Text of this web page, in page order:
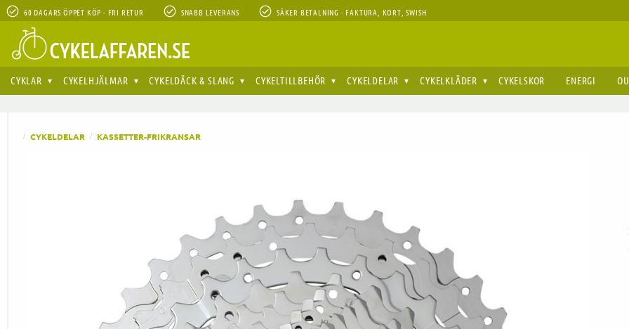
60 DAGARS ÖPPET KÖP - FRI RETUR SNABB LEVERANS SÄKER BETALNING - FAKTURA, KORT, SWISH
CYKLAR CYKELHJÄLMAR CYKELDÄCK & SLANG CYKELTILLBEHÖR CYKELDELAR CYKELKLÄDER CYKELSKOR ENERGI
CYKELDELAR KASSETTER-FRIKRANSAR